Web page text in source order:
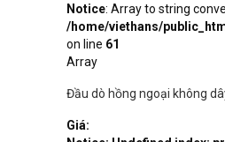
Notice: Array to string
/home/viethans/
on line 61
Array
Đầu dò hồng ngoại không
Giá: